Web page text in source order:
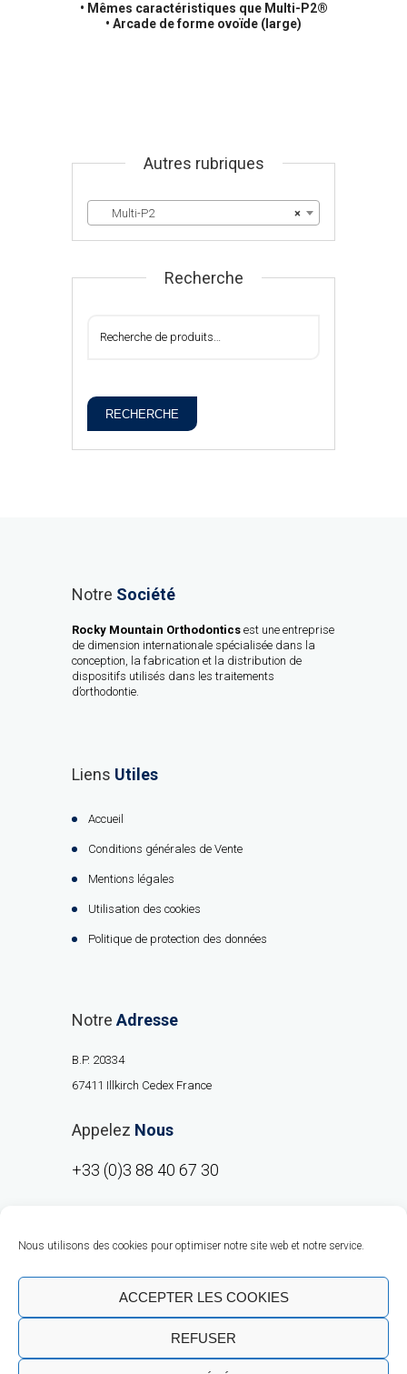
Nous utilisons des cookies pour optimiser notre site web et notre service.
ACCEPTER LES COOKIES
REFUSER
• Mêmes caractéristiques que Multi-P2®
• Arcade de forme ovoïde (large)
Autres rubriques
×
Multi-P2
Recherche
RECHERCHE
Notre Société
Rocky Mountain Orthodontics est une entreprise
de dimension internationale spécialisée dans la
conception, la fabrication et la distribution de
dispositifs utilisés dans les traitements
d’orthodontie.
Liens Utiles
Accueil
Conditions générales de Vente
Mentions légales
Utilisation des cookies
Politique de protection des données
Notre Adresse
B.P. 20334
67411 Illkirch Cedex France
Appelez Nous
+33 (0)3 88 40 67 30